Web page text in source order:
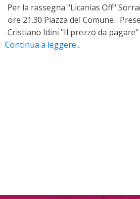
Per la rassegna "Licanias Off"
ore 21.30 Piazza del Comune
Cristiano Idini "Il prezzo da
Dialoga con l'autore:
Continua a leggere...